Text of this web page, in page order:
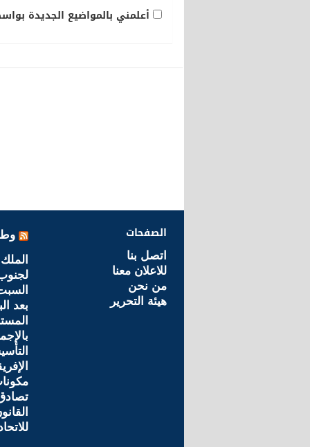
أعلمني بالمواضيع الجديدة
الصفحات
اتصل بنا
للاعلان معنا
من نحن
هيئة التحرير
بعد